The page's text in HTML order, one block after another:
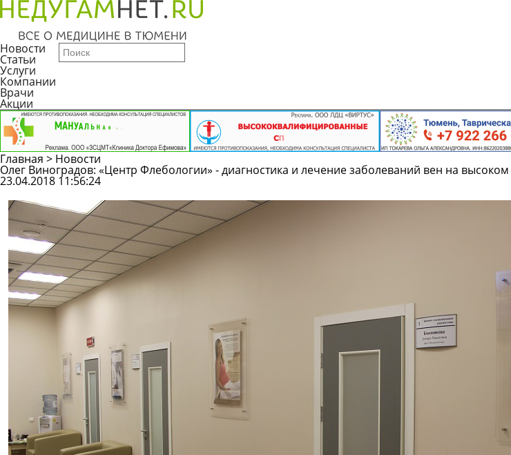
Новости
Статьи
Услуги
Компании
Врачи
Акции
Главная > Новости
Олег Виноградов: «Центр Флебологии» - диагностика и лечение заболеваний вен на
23.04.2018 11:56:24